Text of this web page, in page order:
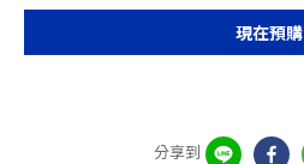
現在預購
分享到